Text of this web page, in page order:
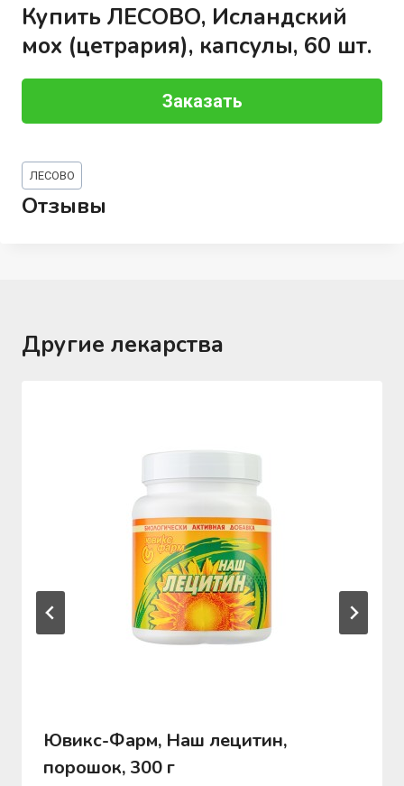
Купить ЛЕСОВО, Исландский
мох (цетрария), капсулы, 60 шт.
Заказать
Метки
записи:
ЛЕСОВО
Отзывы
Другие лекарства
Ювикс-Фарм, Наш лецитин,
порошок, 300 г